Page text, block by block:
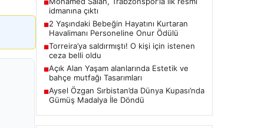
■
idmanına çıktı
■2 Yaşındaki Bebeğin Hayatını Kurtaran
Havalimanı Personeline Onur Ödülü
■Torreira’ya saldırmıştı! O kişi için istenen
ceza belli oldu
■Açık Alan Yaşam alanlarında Estetik ve
bahçe mutfağı Tasarımları
■Aysel Özgan Sırbistan’da Dünya Kupası’nda
Gümüş Madalya İle Döndü